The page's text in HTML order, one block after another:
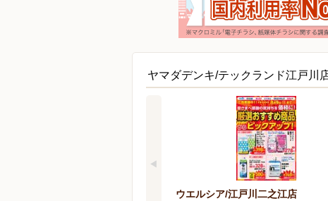
ヤマダデンキ/テックランド江戸川
ウエルシア/江戸川二之江店